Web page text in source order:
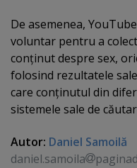
De asemenea,
voluntar pentru a
conţinut despre sex,
folosind rezultatele
care conţinutul din
sistemele sale de
Autor: Daniel Samoilă
daniel.samoila